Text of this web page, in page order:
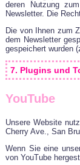
deren Nutzung
Newsletter. Die
Die von Ihnen zum
dem Newsletter
gespeichert wurden
7. Plugins und
YouTube
Unsere Website
Cherry Ave., San
Wenn Sie eine
von YouTube